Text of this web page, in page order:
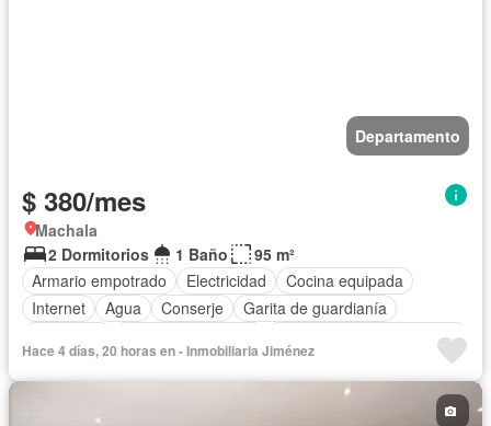
Departamento
$ 380/mes
Machala
2 Dormitorios
1 Baño
95 m²
Armario empotrado
Electricidad
Cocina equipada
Internet
Agua Conserje
Garita de guardianía
Completamente amoblado
Hace 4 días, 20 horas en - Inmobiliaria Jiménez